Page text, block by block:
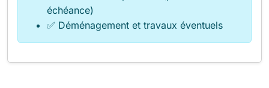
échéance)
✅ Déménagement et travaux éventuels